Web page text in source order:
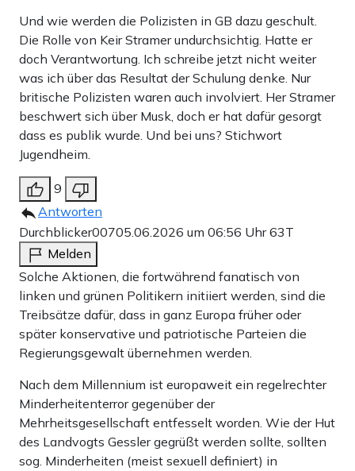
Und wie werden die Polizisten in GB dazu geschult.
Die Rolle von Keir Stramer undurchsichtig. Hatte er
doch Verantwortung. Ich schreibe jetzt nicht weiter
was ich über das Resultat der Schulung denke. Nur
britische Polizisten waren auch involviert. Her Stramer
beschwert sich über Musk, doch er hat dafür gesorgt
dass es publik wurde. Und bei uns? Stichwort
Jugendheim.
9
Antworten
Durchblicker00705.06.2026 um 06:56 Uhr63T
Melden
Solche Aktionen, die fortwährend fanatisch von
linken und grünen Politikern initiiert werden, sind die
Treibsätze dafür, dass in ganz Europa früher oder
später konservative und patriotische Parteien die
Regierungsgewalt übernehmen werden.
Nach dem Millennium ist europaweit ein regelrechter
Minderheitenterror gegenüber der
Mehrheitsgesellschaft entfesselt worden. Wie der Hut
des Landvogts Gessler gegrüßt werden sollte, sollten
sog. Minderheiten (meist sexuell definiert) in